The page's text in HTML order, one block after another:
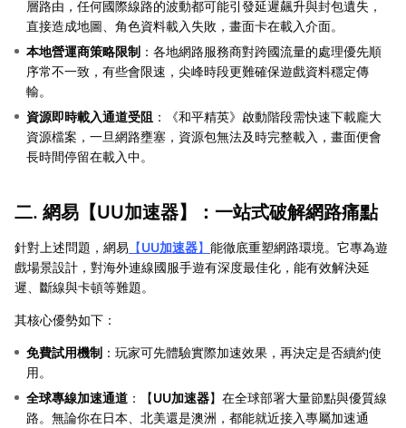
層路由，任何國際線路的波動都可能引發延遲飆升與封包遺失，
直接造成地圖、角色資料載入失敗，畫面卡在載入介面。
本地營運商策略限制 ：各地網路服務商對跨國流量的處理優先順
序常不一致，有些會限速，尖峰時段更難確保遊戲資料穩定傳
輸。
資源即時載入通道受阻 ：《和平精英》啟動階段需快速下載龐大
資源檔案，一旦網路壅塞，資源包無法及時完整載入，畫面便會
長時間停留在載入中。
二. 網易【UU加速器】：一站式破解網路痛點
針對上述問題，網易 【UU加速器】 能徹底重塑網路環境。它專為遊
戲場景設計，對海外連線國服手遊有深度最佳化，能有效解決延
遲、斷線與卡頓等難題。
其核心優勢如下：
免費試用機制 ：玩家可先體驗實際加速效果，再決定是否續約使
用。
全球專線加速通道 ：【UU加速器】在全球部署大量節點與優質線
路。無論你在日本、北美還是澳洲，都能就近接入專屬加速通